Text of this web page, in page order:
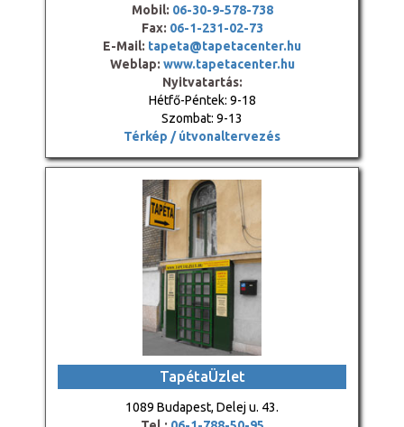
Mobil: 06-30-9-578-738
Fax: 06-1-231-02-73
E-Mail: tapeta@tapetacenter.hu
Weblap: www.tapetacenter.hu
Nyitvatartás:
Hétfő-Péntek: 9-18
Szombat: 9-13
Térkép / útvonaltervezés
TapétaÜzlet
1089 Budapest, Delej u. 43.